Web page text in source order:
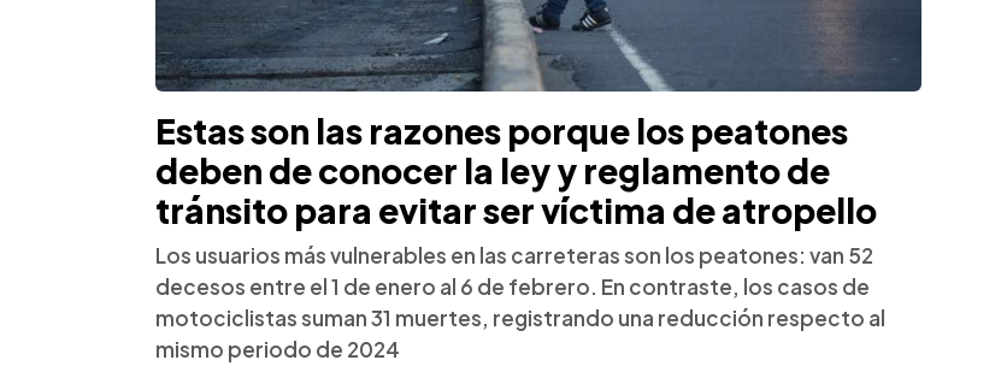
Estas son las razones porque los peatones
deben de conocer la ley y reglamento de
tránsito para evitar ser víctima de atropello
Los usuarios más vulnerables en las carreteras son los peatones: van 52
decesos entre el 1 de enero al 6 de febrero. En contraste, los casos de
motociclistas suman 31 muertes, registrando una reducción respecto al
mismo periodo de 2024